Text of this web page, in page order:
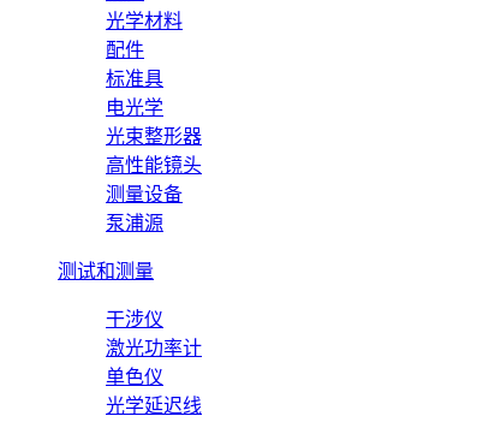
光学材料
配件
标准具
电光学
光束整形器
高性能镜头
测量设备
泵浦源
测试和测量
干涉仪
激光功率计
单色仪
光学延迟线